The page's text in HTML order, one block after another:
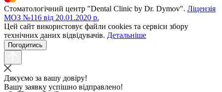
Стоматологічний центр "Dental Clinic by Dr. Dymov". Ліцензія
МОЗ №116 від 20.01.2020 р.
Цей сайт використовує файли cookies та сервіси збору
технічних даних відвідувачів. Детальніше
Погодитись
Дякуємо за вашу довіру!
Вашу заявку успішно відправлено!